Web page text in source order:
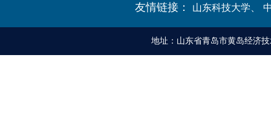
友情链接： 山东科技大学、
地址：山东省青岛市黄岛经济技